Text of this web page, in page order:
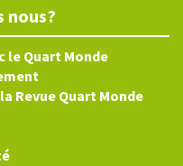
nous?
le Quart Monde
Revue Quart Monde